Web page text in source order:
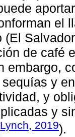
el
(El
de café
embargo,
y
y
y
Lynch, 2019).